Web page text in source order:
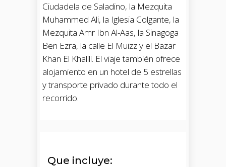
Ciudadela de Saladino, la Mezquita
Muhammed Ali, la Iglesia Colgante, la
Mezquita Amr Ibn Al-Aas, la Sinagoga
Ben Ezra, la calle El Muizz y el Bazar
Khan El Khalili. El viaje también ofrece
alojamiento en un hotel de 5 estrellas
y transporte privado durante todo el
recorrido.
Que incluye: